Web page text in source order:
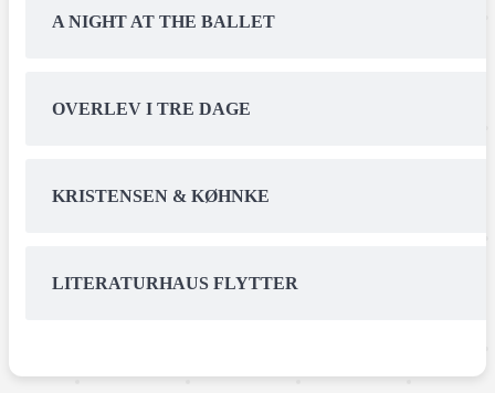
A NIGHT AT THE BALLET
OVERLEV I TRE DAGE
KRISTENSEN & KØHNKE
LITERATURHAUS FLYTTER